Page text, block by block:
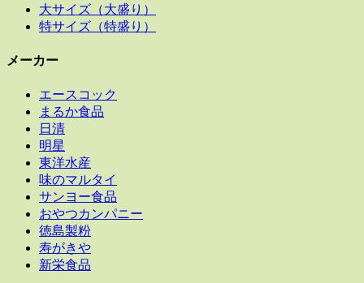
大サイズ（大盛り）
特サイズ（特盛り）
メーカー
エースコック
まるか食品
日清
明星
東洋水産
味のマルタイ
サンヨー食品
おやつカンパニー
徳島製粉
寿がきや
新栄食品